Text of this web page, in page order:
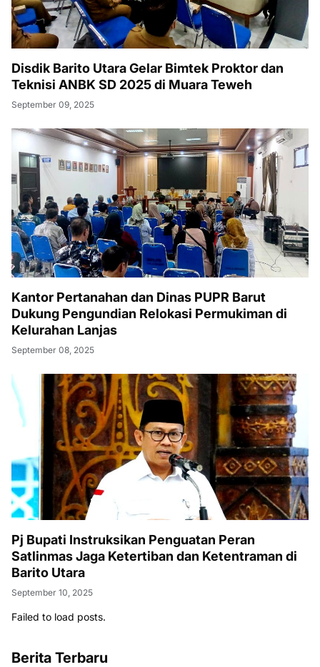
Disdik Barito Utara Gelar Bimtek Proktor dan
Teknisi ANBK SD 2025 di Muara Teweh
September 09, 2025
Kantor Pertanahan dan Dinas PUPR Barut
Dukung Pengundian Relokasi Permukiman di
Kelurahan Lanjas
September 08, 2025
Pj Bupati Instruksikan Penguatan Peran
Satlinmas Jaga Ketertiban dan Ketentraman di
Barito Utara
September 10, 2025
Failed to load posts.
Berita Terbaru